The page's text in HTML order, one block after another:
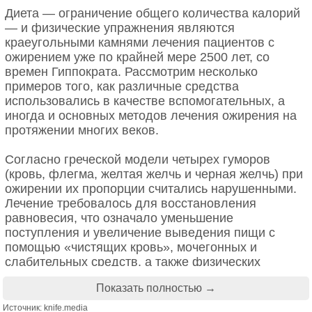
Демоны с кошачьими головами в одной из средневековых книг
Но далеко не все считали кошек слугами нечистой
силы и причиной всех бед. В европейских
еврейских общинах кошек любили и берегли и,
возможно, именно поэтому процент умерших от
чумы иудеев был на порядок ниже. Как всегда,
успехи евреев не радовали христиан и вскоре по
зачумленным городам пронесся слух о том, что
именно они заражают людей смертельной
болезнью.
особой преданностью монарху, могли попасть на
королевскую службу и судить уже не только в
своих деревнях, но и в городах, принадлежащих
самому королю. Это уже была ответственная
государственная работа, а финансировалась она
из городской или даже королевской казны.
Военное дело
В Средние века война не обходила стороной
никого, поэтому любой дворянин был просто
обязан поддерживать себя в хорошей боевой
форме. Постоянные упражнения в фехтовании,
стрельбе из лука, верховой езде и даже кулачном
бою были неотъемлемой частью жизни
большинства вельмож, подходящих по возрасту
для военного дела. Иногда совершенствовались
в случае осады крепости или набега агрессивного
соседа поблажек не делали никому.
Диета — ограничение общего количества калорий
— и физические упражнения являются
краеугольными камнями лечения пациентов с
ожирением уже по крайней мере 2500 лет, со
времен Гиппократа. Рассмотрим несколько
примеров того, как различные средства
использовались в качестве вспомогательных, а
иногда и основных методов лечения ожирения на
протяжении многих веков.
Согласно греческой модели четырех гуморов
(кровь, флегма, желтая желчь и черная желчь) при
ожирении их пропорции считались нарушенными.
Лечение требовалось для восстановления
равновесия, что означало уменьшение
поступления и увеличение выведения пищи с
помощью «чистящих кровь», мочегонных и
слабительных средств, а также физических
Действительно, слабительные средства постоянно
Показать полностью →
Источник: knife.media